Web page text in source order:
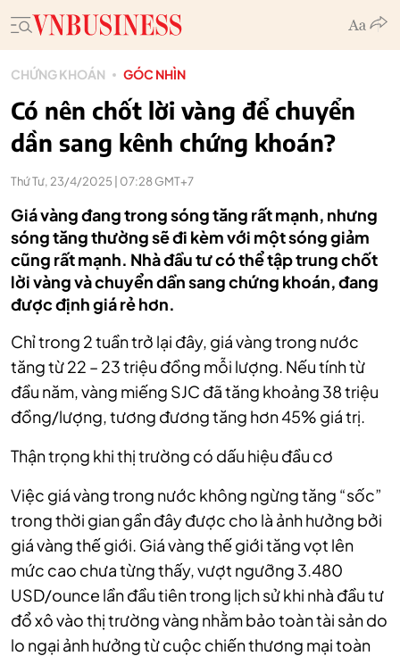
CHỨNG KHOÁN GÓC NHÌN
Có nên chốt lời vàng để chuyển
dần sang kênh chứng khoán?
Thứ Tư, 23/4/2025 | 07:28 GMT+7
Giá vàng đang trong sóng tăng rất mạnh, nhưng
sóng tăng thường sẽ đi kèm với một sóng giảm
cũng rất mạnh. Nhà đầu tư có thể tập trung chốt
lời vàng và chuyển dần sang chứng khoán, đang
được định giá rẻ hơn.
Chỉ trong 2 tuần trở lại đây, giá vàng trong nước
tăng từ 22 – 23 triệu đồng mỗi lượng. Nếu tính từ
đầu năm, vàng miếng SJC đã tăng khoảng 38 triệu
đồng/lượng, tương đương tăng hơn 45% giá trị.
Thận trọng khi thị trường có dấu hiệu đầu cơ
Việc giá vàng trong nước không ngừng tăng “sốc”
trong thời gian gần đây được cho là ảnh hưởng bởi
giá vàng thế giới. Giá vàng thế giới tăng vọt lên
mức cao chưa từng thấy, vượt ngưỡng 3.480
USD/ounce lần đầu tiên trong lịch sử khi nhà đầu tư
đổ xô vào thị trường vàng nhằm bảo toàn tài sản do
lo ngại ảnh hưởng từ cuộc chiến thương mại toàn